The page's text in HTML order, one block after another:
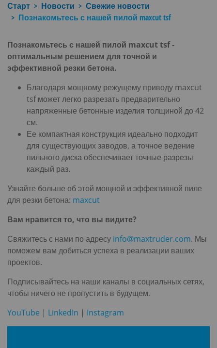
Старт Новости
Свежие новости
Познакомьтесь с нашей пилой maxcut tsf
Познакомьтесь с нашей пилой maxcut tsf -
оптимальным решением для точной и
эффективной резки бетона.
Благодаря мощному режущему приводу maxcut
tsf может легко разрезать предварительно
напряженные бетонные изделия толщиной до 42
см.
Ее компактная конструкция идеально подходит
для существующих заводов, а точное ведение
пильного диска обеспечивает точные разрезы
каждый раз.
Узнайте больше об этой мощной и эффективной пиле
для резки бетона: maxcut
Вам нравится то, что вы видите?
Свяжитесь с нами по адресу info@maxtruder.com. Мы
поможем вам добиться успеха в реализации ваших
проектов.
Подписывайтесь на наши каналы в социальных сетях,
чтобы ничего не пропустить в будущем.
YouTube | LinkedIn | Instagram